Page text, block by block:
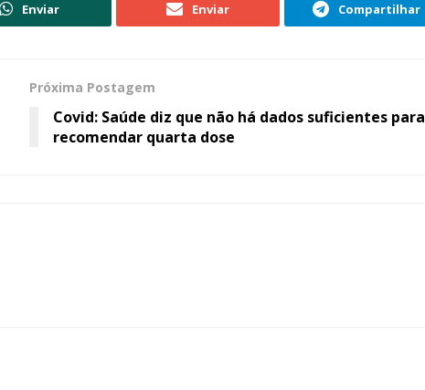
Enviar Enviar Compartilhar
Próxima Postagem
Covid: Saúde diz que não há dados suficientes para
recomendar quarta dose